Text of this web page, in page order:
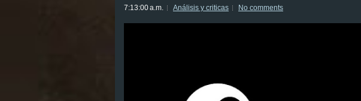
7:13:00 a.m. Análisis y criticas No comments